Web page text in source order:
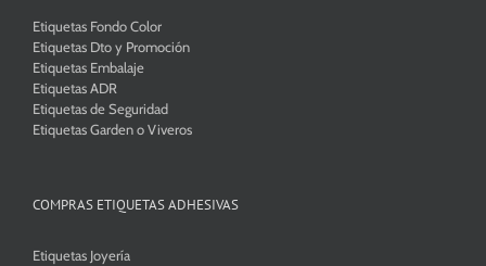
Etiquetas Fondo Color
Etiquetas Dto y Promoción
Etiquetas Embalaje
Etiquetas ADR
Etiquetas de Seguridad
Etiquetas Garden o Viveros
COMPRAS ETIQUETAS ADHESIVAS
Etiquetas Joyería